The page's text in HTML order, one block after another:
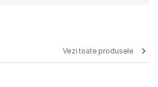
Vezi toate produsele